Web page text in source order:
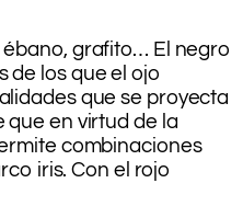
grafito… El negro
de los que el ojo
que se proyecta
que en virtud de la
combinaciones
iris. Con el rojo